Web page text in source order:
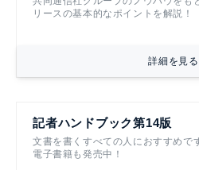
リースの基本的なポイントを解説！
詳細を見る
記者ハンドブック第14版
文書を書くすべての人におすすめで
電子書籍も発売中！